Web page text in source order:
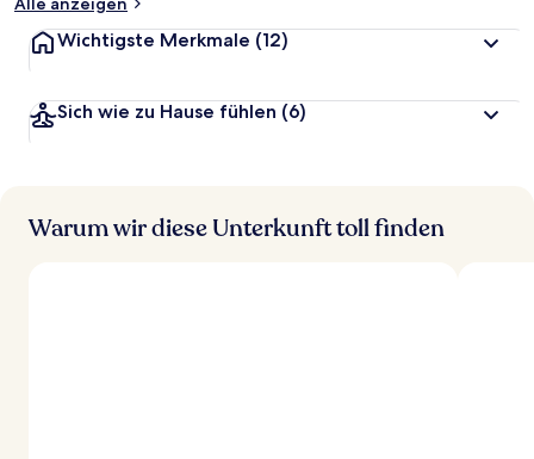
Wichtigste Merkmale (12)
Sich wie zu Hause fühlen (6)
Warum wir diese Unterkunft toll finden